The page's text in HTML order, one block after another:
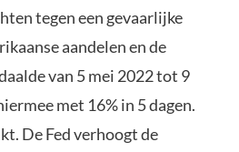
tegen een gevaarlijke
aandelen en de
van 5 mei 2022 tot 9
met 16% in 5 dagen.
De Fed verhoogt de